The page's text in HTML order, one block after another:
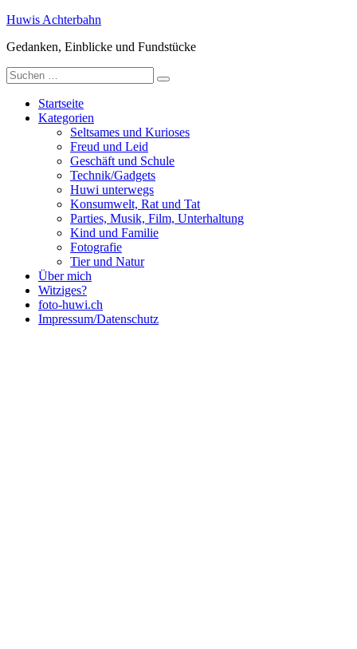
Zum
springen
Huwis Achterbahn
Gedanken, Einblicke und Fundstücke
Suche
nach:
Startseite
Kategorien
Seltsames und Kurioses
Freud und Leid
Geschäft und Schule
Technik/Gadgets
Huwi unterwegs
Konsumwelt, Rat und Tat
Parties, Musik, Film, Unterhaltung
Kind und Familie
Fotografie
Tier und Natur
Über mich
Witziges?
foto-huwi.ch
Impressum/Datenschutz